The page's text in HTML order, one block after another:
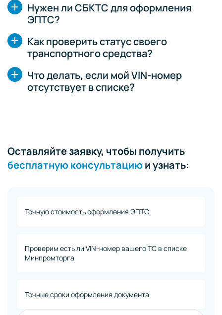
Нужен ли СБКТС для оформления
ЭПТС?
Как проверить статус своего
транспортного средства?
Что делать, если мой VIN-номер
отсутствует в списке?
Оставляйте заявку, чтобы получить
бесплатную консультациюи узнать:
Точную стоимость оформления ЭПТС
Проверим есть ли VIN-номер вашего ТС в списке
Минпромторга
Точные сроки оформления документа